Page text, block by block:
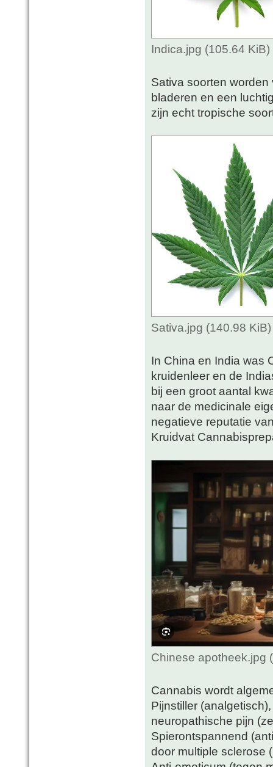
Indica.jpg (105.64
Sativa soorten
bladeren en een
zijn echt tropische
Sativa.jpg (140.98
In China en India was
kruidenleer en de
bij een groot aantal
naar de medicinale
negatieve reputatie
Kruidvat
Chinese apotheek.jpg
Cannabis wordt
Pijnstiller
neuropathische pijn
Spierontspannend
door multiple sclerose